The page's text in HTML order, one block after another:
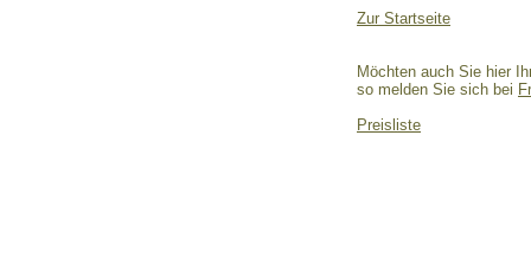
Zur Startseite
Möchten auch Sie hier
so melden Sie sich bei
Preisliste